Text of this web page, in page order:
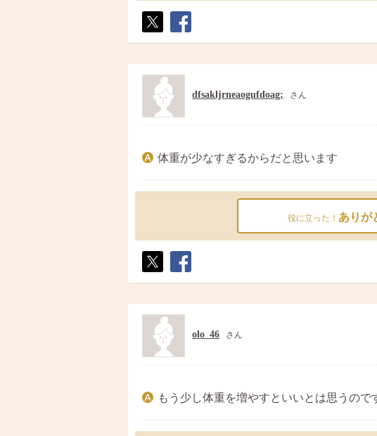
ト
ア
dfsakljrneaogufdoag; さん
体重が少なすぎるからだと思います
役に立った！ ありが
ト
ア
olo_46 さん
もう少し体重を増やすといいとは思うので